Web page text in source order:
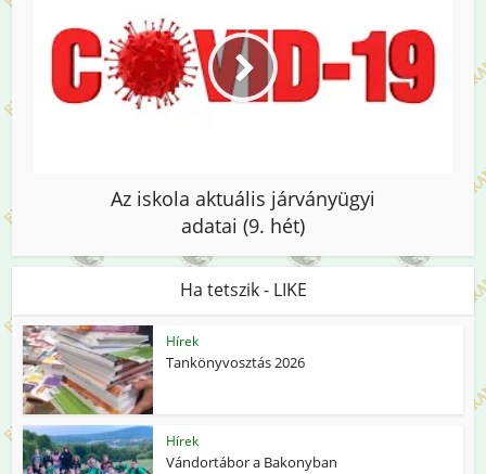
Az iskola aktuális járványügyi
adatai (9. hét)
Ha tetszik - LIKE
Hírek
Tankönyvosztás 2026
Hírek
Vándortábor a Bakonyban